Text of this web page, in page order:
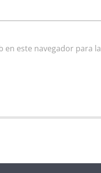
este navegador para la